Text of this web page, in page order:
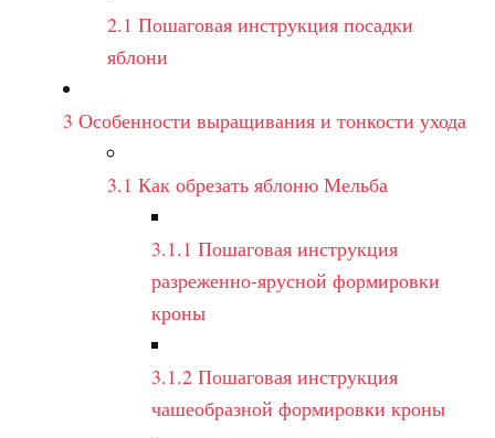
2.1 Пошаговая инструкция посадки
яблони
3 Особенности выращивания и тонкости ухода
3.1 Как обрезать яблоню Мельба
3.1.1 Пошаговая инструкция
разреженно-ярусной формировки
кроны
3.1.2 Пошаговая инструкция
чашеобразной формировки кроны